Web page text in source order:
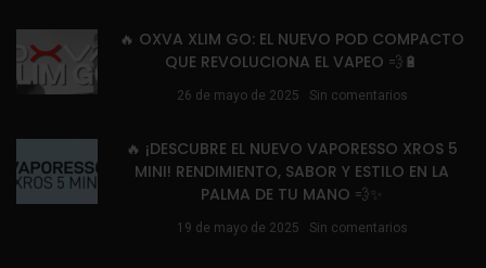
🔥 OXVA XLIM GO: EL NUEVO POD COMPACTO
QUE REVOLUCIONA EL VAPEO 💨🔋
26 de mayo de 2025 Sin comentarios
🔥 ¡DESCUBRE EL NUEVO VAPORESSO XROS 5
MINI! RENDIMIENTO, SABOR Y ESTILO EN LA
PALMA DE TU MANO 💨✨
19 de mayo de 2025 Sin comentarios